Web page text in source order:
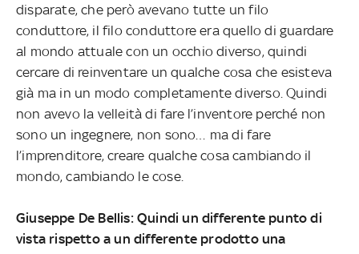
disparate, che però avevano tutte un filo
conduttore, il filo conduttore era quello di guardare
al mondo attuale con un occhio diverso, quindi
cercare di reinventare un qualche cosa che esisteva
già ma in un modo completamente diverso. Quindi
non avevo la velleità di fare l’inventore perché non
sono un ingegnere, non sono… ma di fare
l’imprenditore, creare qualche cosa cambiando il
mondo, cambiando le cose.
Giuseppe De Bellis: Quindi un differente punto di
vista rispetto a un differente prodotto una